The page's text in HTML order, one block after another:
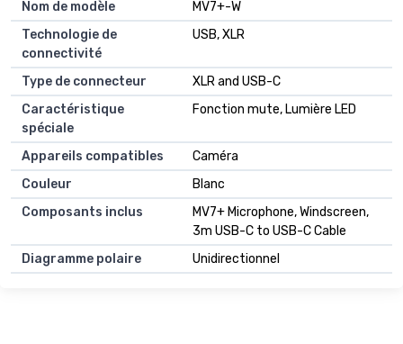
Nom de modèle
MV7+-W
Technologie de
connectivité
USB, XLR
Type de connecteur
XLR and USB-C
Caractéristique
spéciale
Fonction mute, Lumière LED
Appareils compatibles
Caméra
Couleur
Blanc
Composants inclus
MV7+ Microphone, Windscreen,
3m USB-C to USB-C Cable
Diagramme polaire
Unidirectionnel